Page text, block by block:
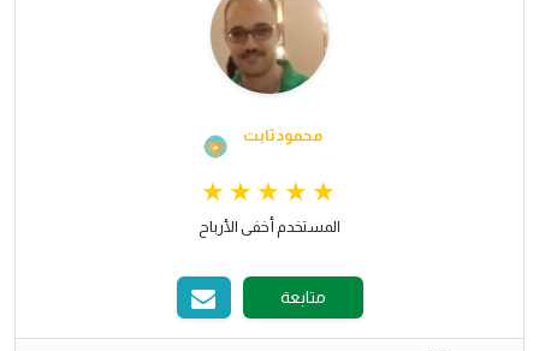
محمود ثابت
المستخدم أخفى الأرباح
متابعة